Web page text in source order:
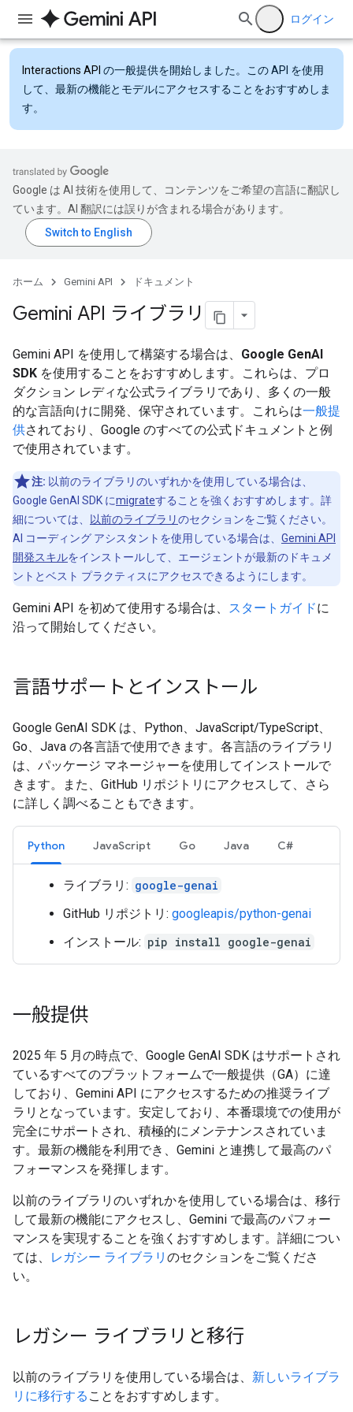
ログイン
Interactions API の一般提供を開始しました。この API を使用
して、最新の機能とモデルにアクセスすることをおすすめしま
す。
Google は AI 技術を使用して、コンテンツをご希望の言語に翻訳し
ています。AI 翻訳には誤りが含まれる場合があります。
ホーム Gemini API ドキュメント
Gemini API ライブラリ
Gemini API を使用して構築する場合は、 Google GenAI
SDK を使用することをおすすめします。これらは、プロ
ダクション レディな公式ライブラリであり、多くの一般
的な言語向けに開発、保守されています。これらは一般提
供されており、Google のすべての公式ドキュメントと例
で使用されています。
注: 以前のライブラリのいずれかを使用している場合は、
Google GenAI SDK にmigrateすることを強くおすすめします。詳
細については、
以前のライブラリのセクションをご覧ください。
AI コーディング アシスタントを使用している場合は、 Gemini API
開発スキルをインストールして、エージェントが最新のドキュメ
ントとベスト プラクティスにアクセスできるようにします。
Gemini API を初めて使用する場合は、 スタートガイドに
沿って開始してください。
言語サポートとインストール
Google GenAI SDK は、Python、JavaScript/TypeScript、
Go、Java の各言語で使用できます。各言語のライブラリ
は、パッケージ マネージャーを使用してインストールで
きます。また、GitHub リポジトリにアクセスして、さら
に詳しく調べることもできます。
Python JavaScript Go Java C#
ライブラリ: google-genai
GitHub リポジトリ: googleapis/python-genai
インストール: pip install google-genai
一般提供
2025 年 5 月の時点で、Google GenAI SDK はサポートされ
ているすべてのプラットフォームで一般提供（GA）に達
しており、Gemini API にアクセスするための推奨ライブ
ラリとなっています。安定しており、本番環境での使用が
完全にサポートされ、積極的にメンテナンスされていま
す。最新の機能を利用でき、Gemini と連携して最高のパ
フォーマンスを発揮します。
以前のライブラリのいずれかを使用している場合は、移行
して最新の機能にアクセスし、Gemini で最高のパフォー
マンスを実現することを強くおすすめします。詳細につい
ては、
レガシー ライブラリ のセクションをご覧くださ
い。
レガシー ライブラリと移行
以前のライブラリを使用している場合は、 新しいライブラ
リに移行する ことをおすすめします。